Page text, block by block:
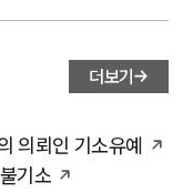
더보기
의뢰인 기소유예
기소